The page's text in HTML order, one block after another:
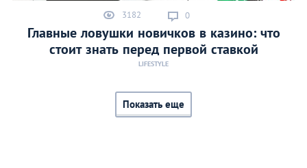
3182 0
Главные ловушки новичков в казино: что
стоит знать перед первой ставкой
LIFESTYLE
Показать еще